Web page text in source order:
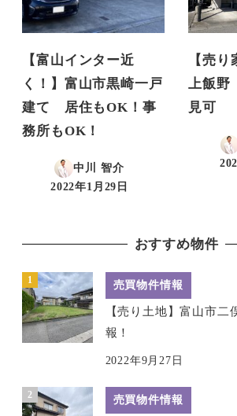
【富山インター近
く！】富山市黒崎一戸
建て 居住もOK！事
務所もOK！
中川 智介
投稿日
2022年1月29日
【売
上飯野
見可
投
おすすめ物件
売買物件情報
【売り土地】富山市
報！
2022年9月27日
売買物件情報